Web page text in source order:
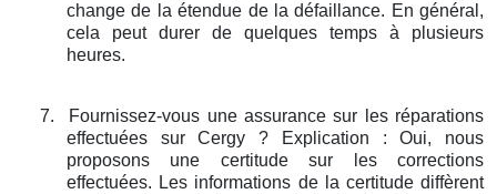
change de la étendue de la défaillance. En général,
cela peut durer de quelques temps à plusieurs
heures.
7.
Fournissez-vous une assurance sur les réparations
effectuées sur Cergy ? Explication : Oui, nous
proposons une certitude sur les corrections
effectuées. Les informations de la certitude diffèrent